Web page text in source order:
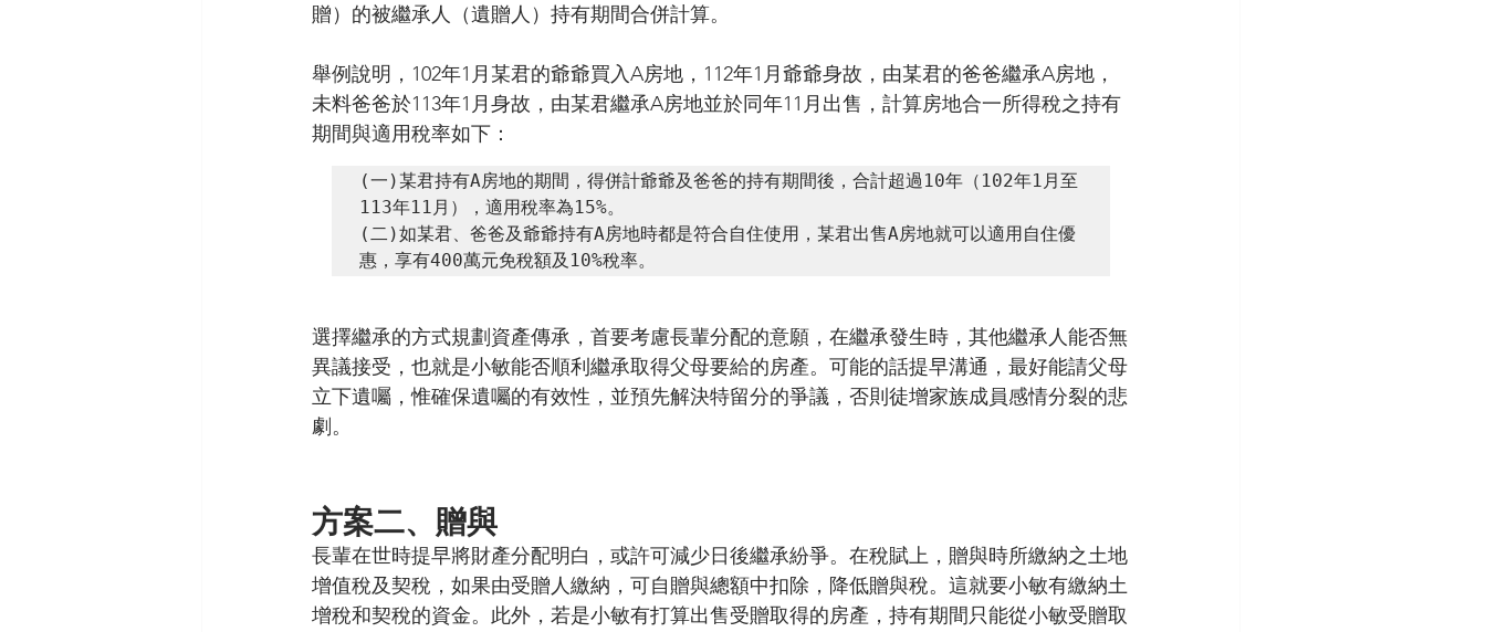
贈）的被繼承人（遺贈人）持有期間合併計算。
舉例說明，102年1月某君的爺爺買入A房地，112年1月爺爺身故，由某君的爸爸繼承A房地，
未料爸爸於113年1月身故，由某君繼承A房地並於同年11月出售，計算房地合一所得稅之持有
期間與適用稅率如下：
(一)某君持有A房地的期間，得併計爺爺及爸爸的持有期間後，合計超過10年（102年1月至
113年11月），適用稅率為15%。
(二)如某君、爸爸及爺爺持有A房地時都是符合自住使用，某君出售A房地就可以適用自住優
惠，享有400萬元免稅額及10%稅率。
選擇繼承的方式規劃資產傳承，首要考慮長輩分配的意願，在繼承發生時，其他繼承人能否無
異議接受，也就是小敏能否順利繼承取得父母要給的房產。可能的話提早溝通，最好能請父母
立下遺囑，惟確保遺囑的有效性，並預先解決特留分的爭議，否則徒增家族成員感情分裂的悲
劇。
方案二、贈與
長輩在世時提早將財產分配明白，或許可減少日後繼承紛爭。在稅賦上，贈與時所繳納之土地
增值稅及契稅，如果由受贈人繳納，可自贈與總額中扣除，降低贈與稅。這就要小敏有繳納土
增稅和契稅的資金。此外，若是小敏有打算出售受贈取得的房產，持有期間只能從小敏受贈取